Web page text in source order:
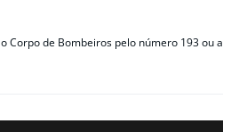
Corpo de Bombeiros pelo número 193 ou a